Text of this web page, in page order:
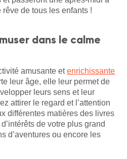
rêve de tous les enfants !
dans le calme
amusante etenrichissante
leur âge, elle leur permet de
leurs sens et leur
attirer le regard et l’attention
différentes matières des livres
de votre plus grand
d’aventures ou encore les